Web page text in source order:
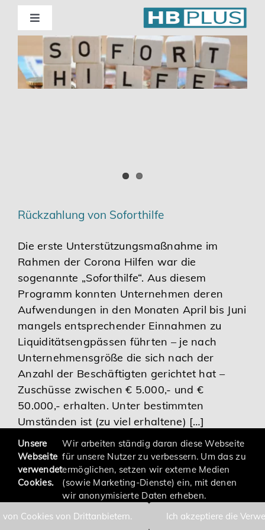
Skip
content
Toggle
Navigation
Standorte
Beratung
Digitalisierung | Steuerberatung
Karriere
Services
Rückzahlung von Soforthilfe
Die erste Unterstützungsmaßnahme im
Rahmen der Corona Hilfen war die
sogenannte „Soforthilfe“. Aus diesem
Programm konnten Unternehmen deren
Aufwendungen in den Monaten April bis Juni
mangels entsprechender Einnahmen zu
Liquiditätsengpässen führten – je nach
Unternehmensgröße die sich nach der
Anzahl der Beschäftigten gerichtet hat –
Zuschüsse zwischen € 5.000,- und €
50.000,- erhalten. Unter bestimmten
Umständen ist (zu viel erhaltene) […]
Datenschutzerklärung
Unsere
Webseite
verwendet
Cookies.
Wir arbeiten ständig daran diese Webseite
für unsere Nutzer zu verbessern. Um das zu
ermöglichen, setzen wir externe Medien
(sowie Marketing-Dienste) ein, mit denen
wir anonymisierte Daten erheben.
Cookies von Drittanbietern.
Ich akzeptiere die